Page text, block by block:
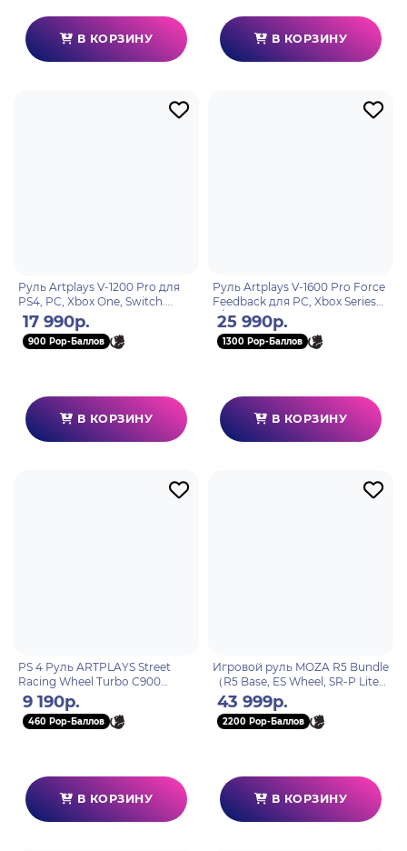
В КОРЗИНУ В КОРЗИНУ
Руль Artplays V-1200 Pro для
PS4, PC, Xbox One, Switch.
Premium Leather Edition (3
педали, 6КПП)
17 990р.
900 Pop-Баллов
В КОРЗИНУ
Руль Artplays V-1600 Pro Force
Feedback для PC, Xbox Series
X/S. PlayStation 4, Xbox One
25 990р.
1300 Pop-Баллов
В КОРЗИНУ
PS 4 Руль ARTPLAYS Street
Racing Wheel Turbo C900
совместим с PS3, ПК, Xbox
ONE, Xbox 360
9 190р.
460 Pop-Баллов
В КОРЗИНУ
Игровой руль MOZA R5 Bundle
（R5 Base, ES Wheel, SR-P Lite
double Pedals，R5 Table
Clamp) RS20
43 999р.
2200 Pop-Баллов
В КОРЗИНУ